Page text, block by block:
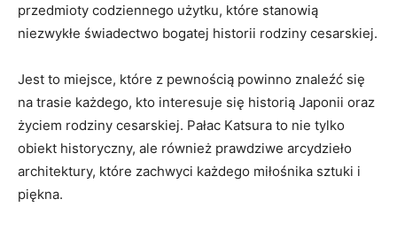
przedmioty codziennego ⁢użytku, które stanowią
niezwykłe świadectwo bogatej historii rodziny cesarskiej.
Jest to miejsce, które ⁤z pewnością powinno znaleźć się
na trasie każdego, kto interesuje⁤ się historią Japonii oraz
życiem rodziny cesarskiej.‌ Pałac ⁢Katsura ⁢to nie​ tylko
obiekt⁣ historyczny, ale również prawdziwe ​arcydzieło
architektury, które zachwyci każdego miłośnika sztuki i
piękna.